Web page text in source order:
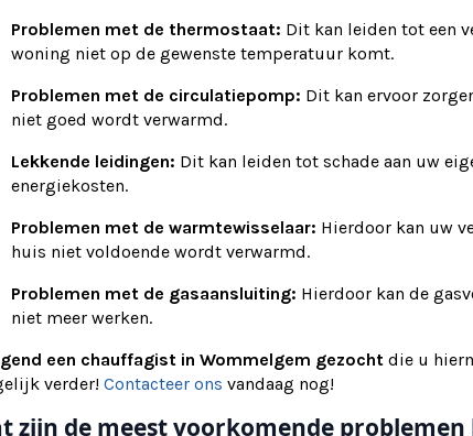
Problemen met de thermostaat: Dit kan leiden tot een
woning niet op de gewenste temperatuur komt.
Problemen met de circulatiepomp: Dit kan ervoor
niet goed wordt verwarmd.
Lekkende leidingen: Dit kan leiden tot schade aan uw
energiekosten.
Problemen met de warmtewisselaar: Hierdoor kan uw
huis niet voldoende wordt verwarmd.
Problemen met de gasaansluiting: Hierdoor kan de
niet meer werken.
een chauffagist in Wommelgem gezocht die u
verder! Contacteer ons vandaag nog!
zijn de meest voorkomende